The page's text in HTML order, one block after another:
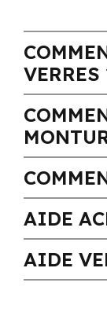
VERRES
AIDE
AIDE